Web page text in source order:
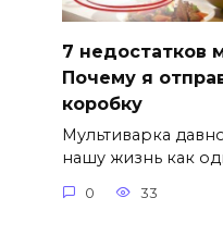
7 недостатков
Почему я
коробку
Мультиварка
нашу жизнь как
0 33